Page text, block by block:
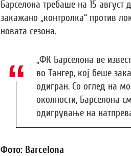
Барселона требаше на 15
закажано „контролка“ против
новата сезона.
„ФК Барселона ве
во Тангер, кој беше
одигран. Со оглед на
околности, Барселона
одигрување на
Фото: Barcelona